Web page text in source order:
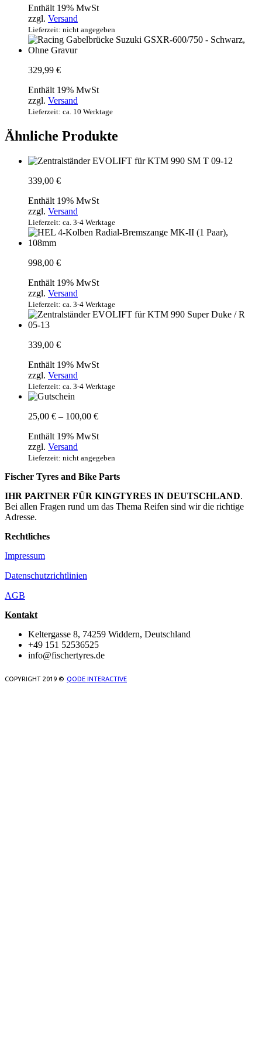
Enthält 19% MwSt
zzgl. Versand
Lieferzeit: nicht angegeben
329,99 €
Enthält 19% MwSt
zzgl. Versand
Lieferzeit: ca. 10 Werktage
Ähnliche Produkte
339,00 €
Enthält 19% MwSt
zzgl. Versand
Lieferzeit: ca. 3-4 Werktage
998,00 €
Enthält 19% MwSt
zzgl. Versand
Lieferzeit: ca. 3-4 Werktage
339,00 €
Enthält 19% MwSt
zzgl. Versand
Lieferzeit: ca. 3-4 Werktage
25,00 € – 100,00 €Preisspanne:
bis
Enthält 19% MwSt
zzgl. Versand
Lieferzeit: nicht angegeben
Fischer Tyres and Bike Parts
IHR PARTNER FÜR KINGTYRES IN DEUTSCHLAND.
Bei allen Fragen rund um das Thema Reifen sind wir die richtige
Adresse.
Rechtliches
Impressum
Datenschutzrichtlinien
AGB
Kontakt
Keltergasse 8, 74259 Widdern, Deutschland
+49 151 52536525
info@fischertyres.de
COPYRIGHT 2019 © QODE INTERACTIVE